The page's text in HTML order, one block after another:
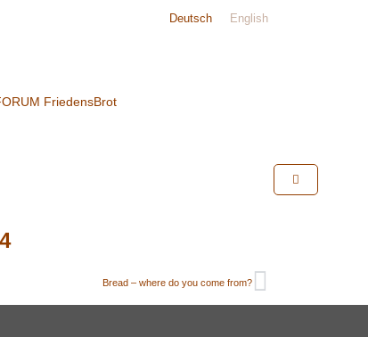
Deutsch English
FriedensBrot
Bread – where do you come from?